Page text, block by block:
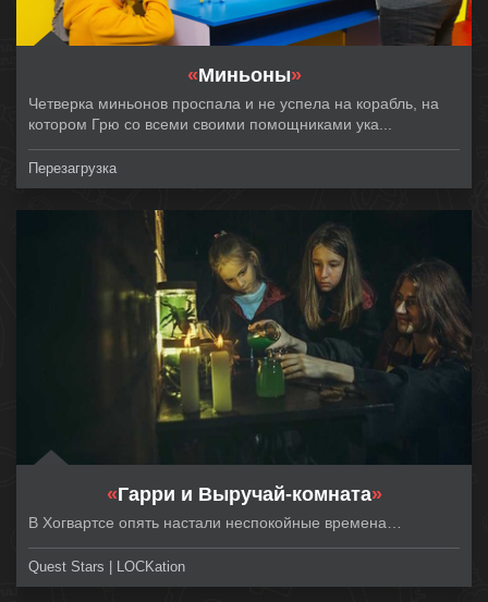
«Миньоны»
Четверка миньонов проспала и не успела на корабль, на
котором Грю со всеми своими помощниками ука...
Перезагрузка
«Гарри и Выручай-комната»
В Хогвартсе опять настали неспокойные времена…
Quest Stars | LOCKation